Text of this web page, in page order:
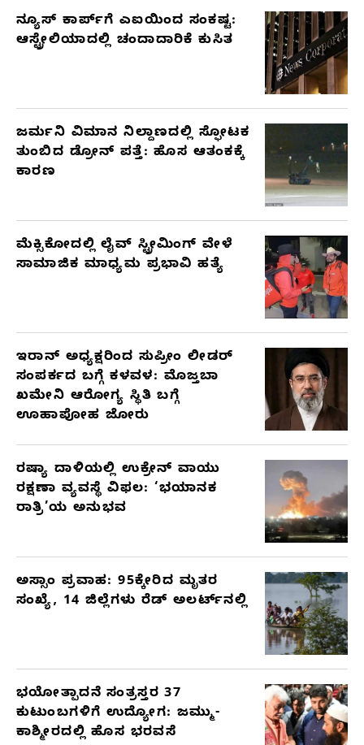
ನ್ಯೂಸ್ ಕಾರ್ಪ್‌ಗೆ ಎಐಯಿಂದ ಸಂಕಷ್ಟ:
ಆಸ್ಟ್ರೇಲಿಯಾದಲ್ಲಿ ಚಂದಾದಾರಿಕೆ ಕುಸಿತ
ಜರ್ಮನಿ ವಿಮಾನ ನಿಲ್ದಾಣದಲ್ಲಿ ಸ್ಫೋಟಕ
ತುಂಬಿದ ಡ್ರೋನ್ ಪತ್ತೆ: ಹೊಸ ಆತಂಕಕ್ಕೆ
ಕಾರಣ
ಮೆಕ್ಸಿಕೋದಲ್ಲಿ ಲೈವ್ ಸ್ಟ್ರೀಮಿಂಗ್ ವೇಳೆ
ಸಾಮಾಜಿಕ ಮಾಧ್ಯಮ ಪ್ರಭಾವಿ ಹತ್ಯೆ
ಇರಾನ್ ಅಧ್ಯಕ್ಷರಿಂದ ಸುಪ್ರೀಂ ಲೀಡರ್
ಸಂಪರ್ಕದ ಬಗ್ಗೆ ಕಳವಳ: ಮೊಜ್ತಬಾ
ಖಮೇನಿ ಆರೋಗ್ಯ ಸ್ಥಿತಿ ಬಗ್ಗೆ
ಊಹಾಪೋಹ ಜೋರು
ರಷ್ಯಾ ದಾಳಿಯಲ್ಲಿ ಉಕ್ರೇನ್ ವಾಯು
ರಕ್ಷಣಾ ವ್ಯವಸ್ಥೆ ವಿಫಲ: ‘ಭಯಾನಕ
ರಾತ್ರಿ’ಯ ಅನುಭವ
ಅಸ್ಸಾಂ ಪ್ರವಾಹ: 95ಕ್ಕೇರಿದ ಮೃತರ
ಸಂಖ್ಯೆ, 14 ಜಿಲ್ಲೆಗಳು ರೆಡ್ ಅಲರ್ಟ್‌ನಲ್ಲಿ
ಭಯೋತ್ಪಾದನೆ ಸಂತ್ರಸ್ತರ 37
ಕುಟುಂಬಗಳಿಗೆ ಉದ್ಯೋಗ: ಜಮ್ಮು-
ಕಾಶ್ಮೀರದಲ್ಲಿ ಹೊಸ ಭರವಸೆ